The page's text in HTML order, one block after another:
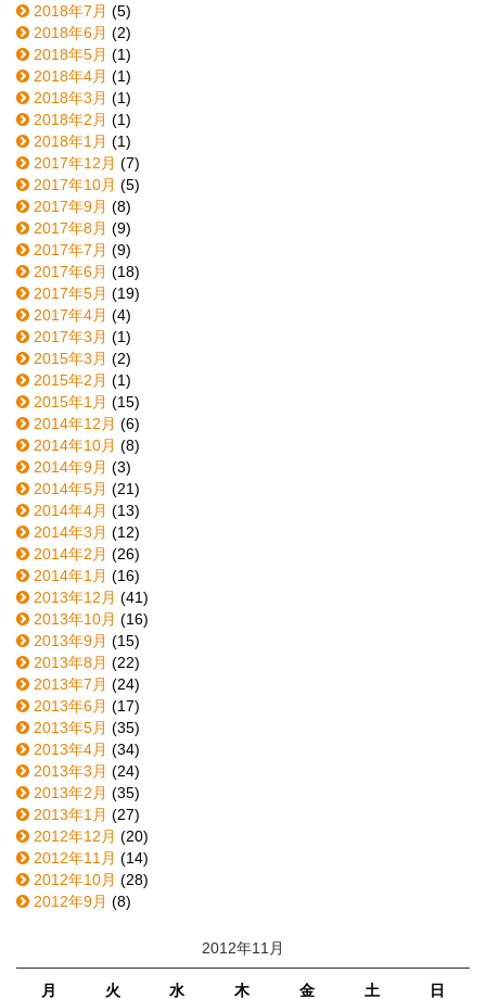
2018年7月 (5)
2018年6月 (2)
2018年5月 (1)
2018年4月 (1)
2018年3月 (1)
2018年2月 (1)
2018年1月 (1)
2017年12月 (7)
2017年10月 (5)
2017年9月 (8)
2017年8月 (9)
2017年7月 (9)
2017年6月 (18)
2017年5月 (19)
2017年4月 (4)
2017年3月 (1)
2015年3月 (2)
2015年2月 (1)
2015年1月 (15)
2014年12月 (6)
2014年10月 (8)
2014年9月 (3)
2014年5月 (21)
2014年4月 (13)
2014年3月 (12)
2014年2月 (26)
2014年1月 (16)
2013年12月 (41)
2013年10月 (16)
2013年9月 (15)
2013年8月 (22)
2013年7月 (24)
2013年6月 (17)
2013年5月 (35)
2013年4月 (34)
2013年3月 (24)
2013年2月 (35)
2013年1月 (27)
2012年12月 (20)
2012年11月 (14)
2012年10月 (28)
2012年9月 (8)
2012年11月
月 火 水 木 金 土 日